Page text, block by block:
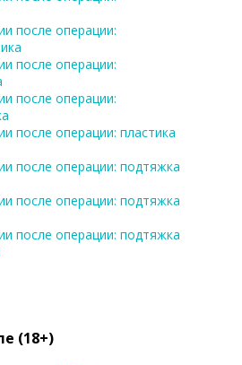
после операции:
после операции:
после операции:
после операции: пластика
после операции: подтяжка
после операции: подтяжка
после операции: подтяжка
(18+)